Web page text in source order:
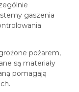
gaszenia
pożarem,
są materiały
pomagają